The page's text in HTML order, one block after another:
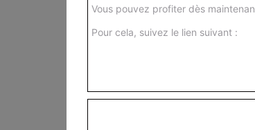
olives
Base
Vous pouvez profiter dès
Pour cela, suivez le lien suivant :